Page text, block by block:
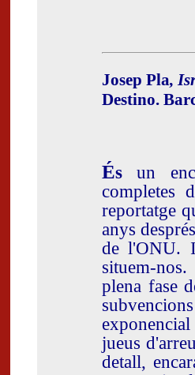
Josep Pla,
Destino.
És un
completes
reportatge
anys
de l'ONU.
situem-
plena fase
jueus
detall,